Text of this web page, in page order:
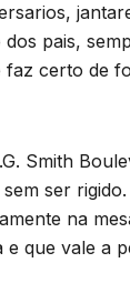
pais,
certo de
Smith
ser
na
que vale a